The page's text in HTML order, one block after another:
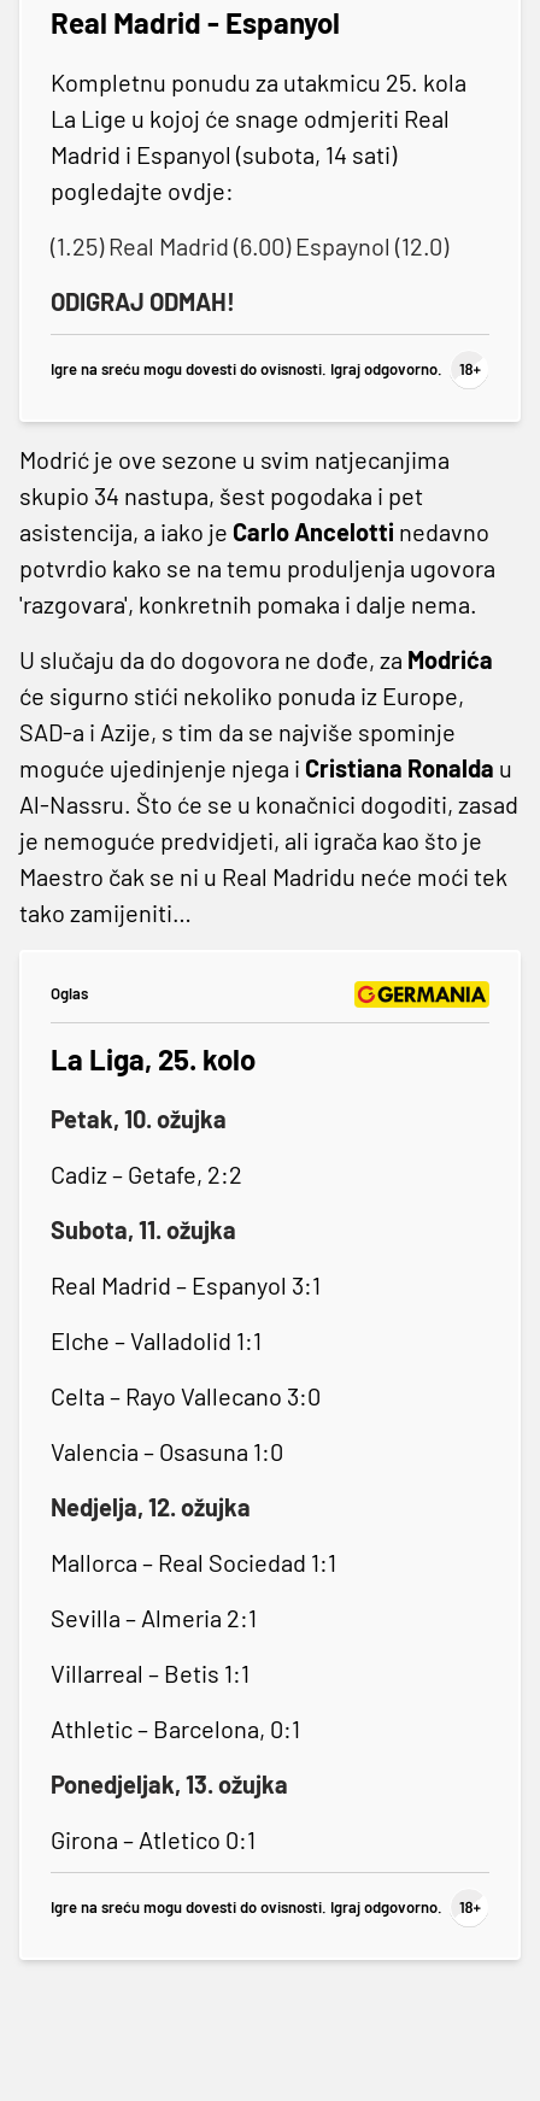
Real Madrid - Espanyol
Kompletnu ponudu za utakmicu 25. kola
La Lige u kojoj će snage odmjeriti Real
Madrid i Espanyol (subota, 14 sati)
pogledajte ovdje:
(1.25) Real Madrid (6.00) Espaynol (12.0)
ODIGRAJ ODMAH!
Igre na sreću mogu dovesti do ovisnosti. Igraj odgovorno.
Modrić je ove sezone u svim natjecanjima
skupio 34 nastupa, šest pogodaka i pet
asistencija, a iako je Carlo Ancelotti nedavno
potvrdio kako se na temu produljenja ugovora
'razgovara', konkretnih pomaka i dalje nema.
U slučaju da do dogovora ne dođe, za Modrića
će sigurno stići nekoliko ponuda iz Europe,
SAD-a i Azije, s tim da se najviše spominje
moguće ujedinjenje njega i Cristiana Ronalda u
Al-Nassru. Što će se u konačnici dogoditi, zasad
je nemoguće predvidjeti, ali igrača kao što je
Maestro čak se ni u Real Madridu neće moći tek
tako zamijeniti…
Oglas
La Liga, 25. kolo
Petak, 10. ožujka
Cadiz – Getafe, 2:2
Subota, 11. ožujka
Real Madrid – Espanyol 3:1
Elche – Valladolid 1:1
Celta – Rayo Vallecano 3:0
Valencia – Osasuna 1:0
Nedjelja, 12. ožujka
Mallorca – Real Sociedad 1:1
Sevilla – Almeria 2:1
Villarreal – Betis 1:1
Athletic – Barcelona, 0:1
Ponedjeljak, 13. ožujka
Girona – Atletico 0:1
Igre na sreću mogu dovesti do ovisnosti. Igraj odgovorno.